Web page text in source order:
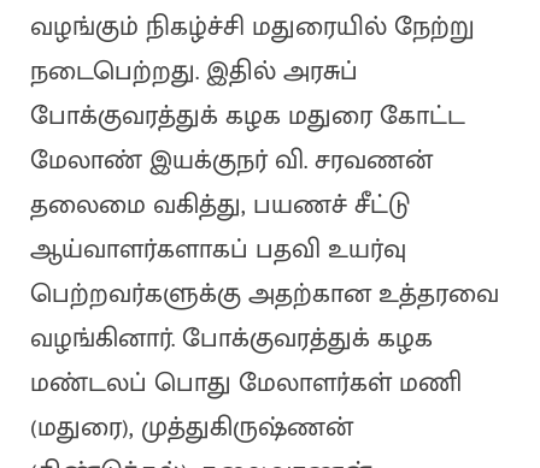
வழங்கும் நிகழ்ச்சி மதுரையில் நேற்று
நடைபெற்றது. இதில் அரசுப்
போக்குவரத்துக் கழக மதுரை கோட்ட
மேலாண் இயக்குநர் வி. சரவணன்
தலைமை வகித்து, பயணச் சீட்டு
ஆய்வாளர்களாகப் பதவி உயர்வு
பெற்றவர்களுக்கு அதற்கான உத்தரவை
வழங்கினார். போக்குவரத்துக் கழக
மண்டலப் பொது மேலாளர்கள் மணி
(மதுரை), முத்துகிருஷ்ணன்